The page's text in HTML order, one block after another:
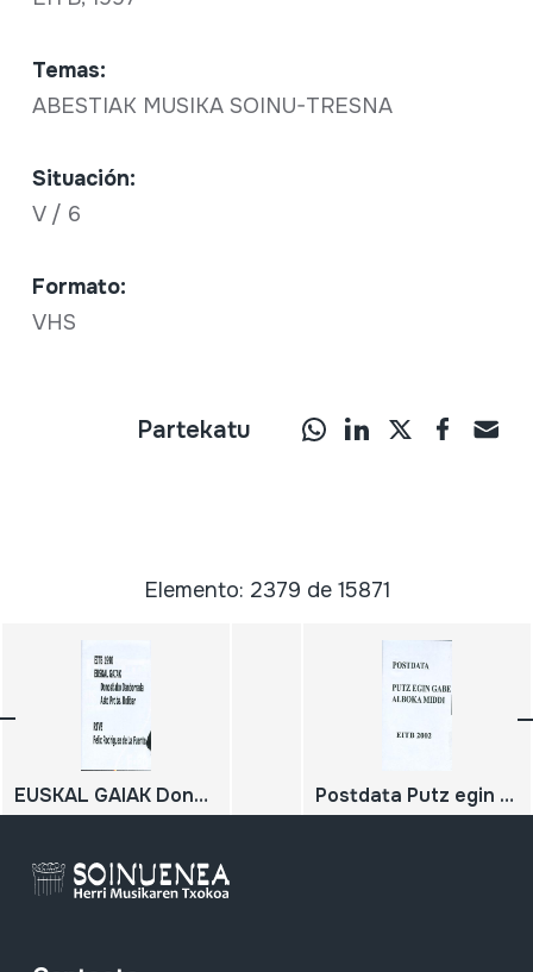
Temas:
ABESTIAK MUSIKA SOINU-TRESNA
Situación:
V / 6
Formato:
VHS
Partekatu
Elemento: 2379 de 15871
EUSKAL GAIAK Donostiako Danborrada Asto Proba. Bolibar Felix Rodriguez de La Fuente. Postdata Putz egin gabe Alboka Middi